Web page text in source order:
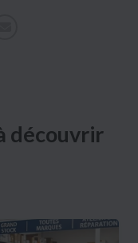
découvrir